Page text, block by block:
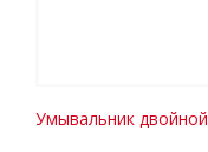
Умывальник